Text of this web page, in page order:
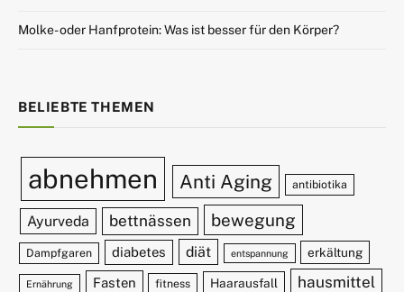
Molke- oder Hanfprotein: Was ist besser für den Körper?
BELIEBTE THEMEN
abnehmen Anti Aging antibiotika
Ayurveda bettnässen bewegung
Dampfgaren diabetes diät entspannung erkältung
Ernährung Fasten fitness Haarausfall hausmittel